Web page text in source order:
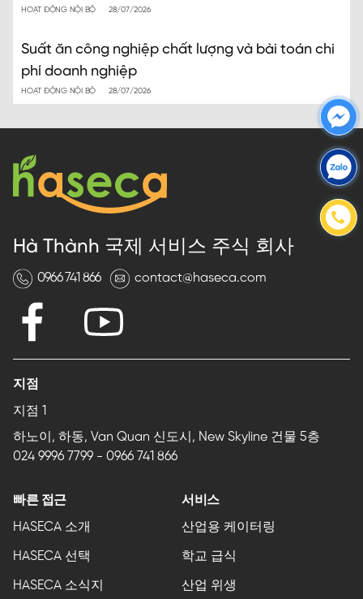
HOẠT ĐỘNG NỘI BỘ 28/07/2026
Suất ăn công nghiệp chất lượng và bài toán chi
phí doanh nghiệp
HOẠT ĐỘNG NỘI BỘ 28/07/2026
Hà Thành 국제 서비스 주식 회사
0966 741 866 contact@haseca.com
지점
지점 1
하노이, 하동, Van Quan 신도시, New Skyline 건물 5층
024 9996 7799 - 0966 741 866
빠른 접근
HASECA 소개
HASECA 선택
HASECA 소식지
서비스
산업용 케이터링
학교 급식
산업 위생